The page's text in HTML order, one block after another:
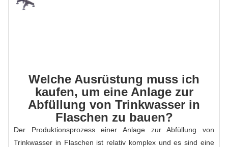
Welche Ausrüstung muss ich
kaufen, um eine Anlage zur
Abfüllung von Trinkwasser in
Flaschen zu bauen?
Der Produktionsprozess einer Anlage zur Abfüllung von
Trinkwasser in Flaschen ist relativ komplex und es sind eine